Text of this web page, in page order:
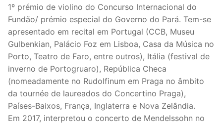
1º prémio de violino do Concurso Internacional do
Fundão/ prémio especial do Governo do Pará. Tem-se
apresentado em recital em Portugal (CCB, Museu
Gulbenkian, Palácio Foz em Lisboa, Casa da Música no
Porto, Teatro de Faro, entre outros), Itália (festival de
inverno de Portogruaro), República Checa
(nomeadamente no Rudolfinum em Praga no âmbito
da tournée de laureados do Concertino Praga),
Países-Baixos, França, Inglaterra e Nova Zelândia.
Em 2017, interpretou o concerto de Mendelssohn no